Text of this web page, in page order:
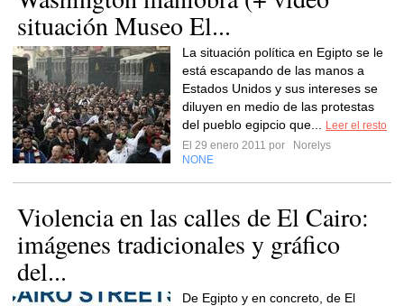
situación Museo El...
La situación política en Egipto se le
está escapando de las manos a
Estados Unidos y sus intereses se
diluyen en medio de las protestas
del pueblo egipcio que...
Leer el resto
El 29 enero 2011 por
Norelys
NONE
Violencia en las calles de El Cairo:
imágenes tradicionales y gráfico
del...
De Egipto y en concreto, de El